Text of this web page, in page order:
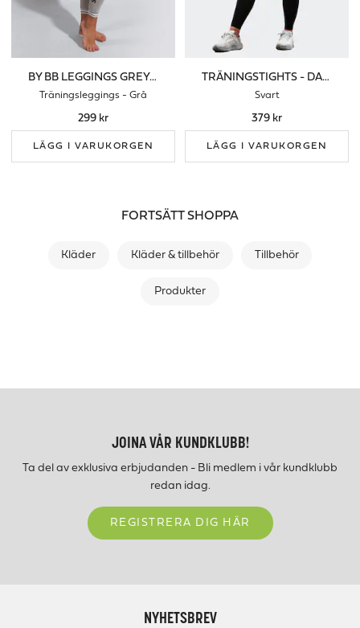
BY BB LEGGINGS GREY MELANGE
Träningsleggings - Grå
299 kr
LÄGG I VARUKORGEN
TRÄNINGSTIGHTS - DAM
Svart
379 kr
LÄGG I VARUKORGEN
FORTSÄTT SHOPPA
Kläder Kläder & tillbehör Tillbehör
Produkter
JOINA VÅR KUNDKLUBB!
Ta del av exklusiva erbjudanden - Bli medlem i vår kundklubb
redan idag.
REGISTRERA DIG HÄR
NYHETSBREV